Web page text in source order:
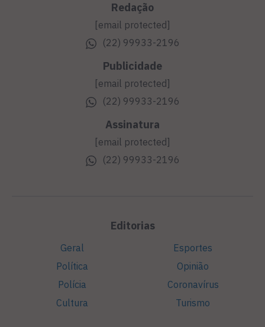
Redação
[email protected]
(22) 99933-2196
Publicidade
[email protected]
(22) 99933-2196
Assinatura
[email protected]
(22) 99933-2196
Editorias
Geral
Política
Polícia
Cultura
Esportes
Opinião
Coronavírus
Turismo